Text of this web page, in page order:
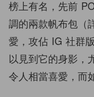
榜上有名，先前
調的兩款帆布包（
愛，攻佔 IG 社群
以見到它的身影，
令人相當喜愛，而